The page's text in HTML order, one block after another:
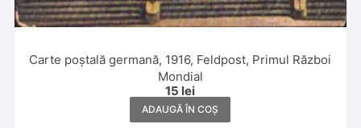
Carte poștală germană, 1916, Feldpost, Primul Război
Mondial
15 lei
ADAUGĂ ÎN COȘ